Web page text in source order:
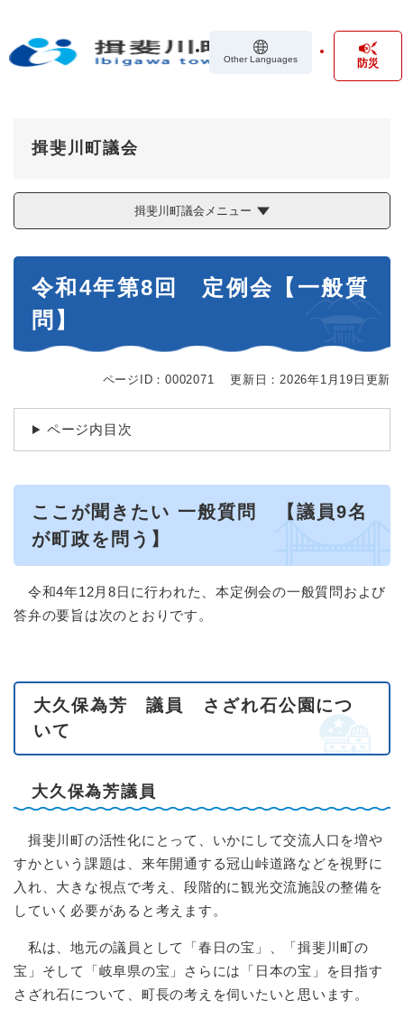
の
Other Languages 防災
揖斐川町議会
揖斐川町議会メニュー
令和4年第8回 定例会【一般質
問】
ページID：0002071 更新日：2026年1月19日更新
ページ内目次
ここが聞きたい 一般質問 【議員9名
が町政を問う】
令和4年12月8日に行われた、本定例会の一般質問および
答弁の要旨は次のとおりです。
大久保為芳 議員 さざれ石公園につ
いて
大久保為芳議員
揖斐川町の活性化にとって、いかにして交流人口を増や
すかという課題は、来年開通する冠山峠道路などを視野に
入れ、大きな視点で考え、段階的に観光交流施設の整備を
していく必要があると考えます。
私は、地元の議員として「春日の宝」、「揖斐川町の
宝」そして「岐阜県の宝」さらには「日本の宝」を目指す
さざれ石について、町長の考えを伺いたいと思います。